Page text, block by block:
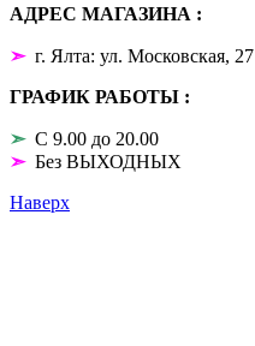
АДРЕС МАГАЗИНА :
➣г. Ялта: ул. Московская, 27
ГРАФИК РАБОТЫ :
➣ С 9.00 до 20.00
➣ Без ВЫХОДНЫХ
Наверх